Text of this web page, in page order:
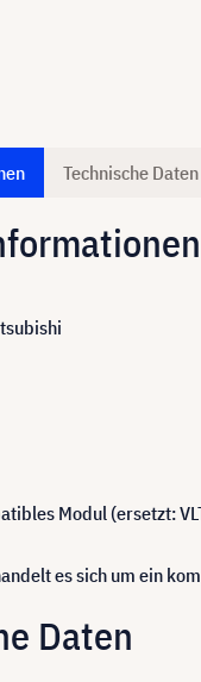
Technische Daten
Modul (ersetzt:
es sich um ein
Daten